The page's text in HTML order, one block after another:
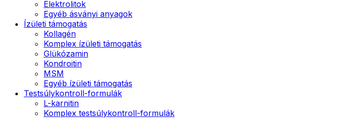
Elektrolitok
Egyéb ásványi anyagok
Ízületi támogatás
Kollagén
Komplex ízületi támogatás
Glükózamin
Kondroitin
MSM
Egyéb ízületi támogatás
Testsúlykontroll-formulák
L-karnitin
Komplex testsúlykontroll-formulák